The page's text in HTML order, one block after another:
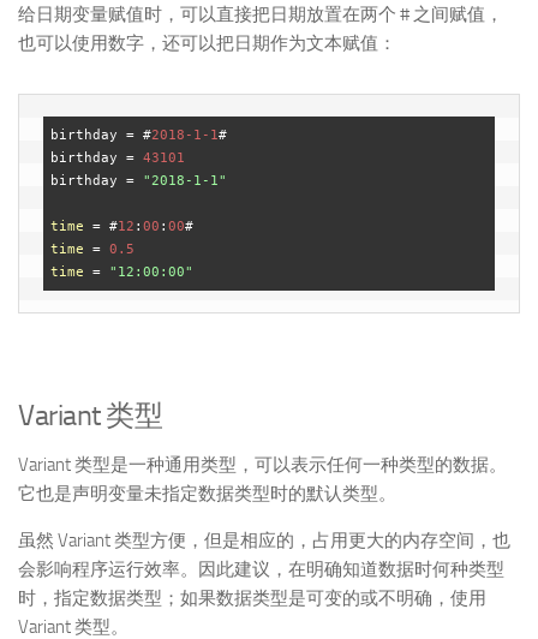
给日期变量赋值时，可以直接把日期放置在两个 # 之间赋值，
也可以使用数字，还可以把日期作为文本赋值：
birthday = #2018 -1 -1#
birthday = 43101
birthday = "2018-1-1"
time = #12 : 00 : 00 #
time = 0.5
time = "12:00:00"
Variant 类型
Variant 类型是一种通用类型，可以表示任何一种类型的数据。
它也是声明变量未指定数据类型时的默认类型。
虽然 Variant 类型方便，但是相应的，占用更大的内存空间，也
会影响程序运行效率。因此建议，在明确知道数据时何种类型
时，指定数据类型；如果数据类型是可变的或不明确，使用
Variant 类型。